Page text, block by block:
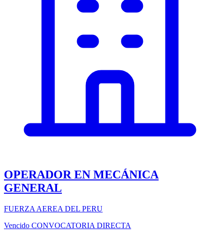
OPERADOR EN MECÁNICA
GENERAL
FUERZA AEREA DEL PERU
Vencido CONVOCATORIA DIRECTA